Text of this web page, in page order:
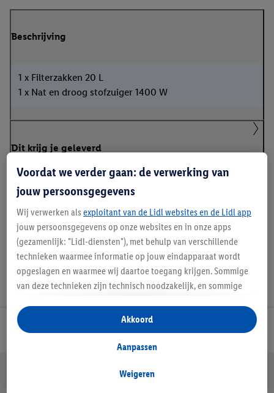
Beschrijving
1 x Filterzakken 20 L
1 x Nat en droog stofzuiger 1400 W
Dit krijg je geleverd
Jouw voordelen bij ons als Lidl webshop klant
Veilig winkelen
Voordat we verder gaan: de verwerking van
jouw persoonsgegevens
Wij verwerken als exploitant van de Lidl websites en de Lidl app
jouw persoonsgegevens op onze websites en in onze apps
(gezamenlijk: "Lidl-diensten"), met behulp van verschillende
technieken waarmee informatie op jouw eindapparaat wordt
opgeslagen en waarmee wij daartoe toegang krijgen. Sommige
van deze technieken zijn technisch noodzakelijk, en sommige
opslaan van voorkeursinstellingen, het verzamelen en
analyseren van statistieken of voor het tonen van
gepersonaliseerde reclame binnen en buiten de Lidl-diensten.
gegevens over jouw aankoopgedrag in de winkel ook voor de
Weigeren
Aanpassen
Akkoord